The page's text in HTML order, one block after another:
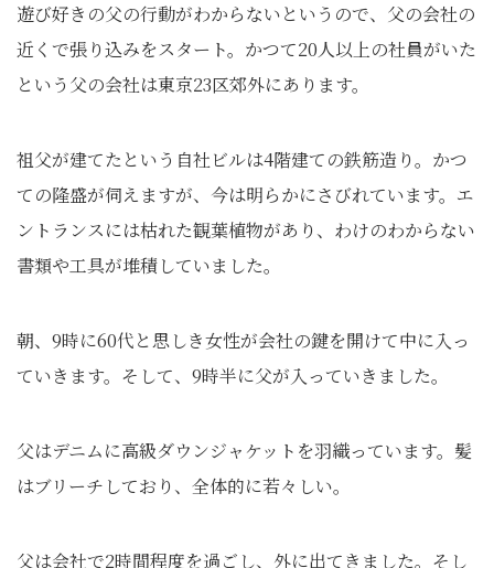
遊び好きの父の行動がわからないというので、父の会社の
近くで張り込みをスタート。かつて20人以上の社員がいた
という父の会社は東京23区郊外にあります。
祖父が建てたという自社ビルは4階建ての鉄筋造り。かつ
ての隆盛が伺えますが、今は明らかにさびれています。エ
ントランスには枯れた観葉植物があり、わけのわからない
書類や工具が堆積していました。
朝、9時に60代と思しき女性が会社の鍵を開けて中に入っ
ていきます。そして、9時半に父が入っていきました。
父はデニムに高級ダウンジャケットを羽織っています。髪
はブリーチしており、全体的に若々しい。
父は会社で2時間程度を過ごし、外に出てきました。そし